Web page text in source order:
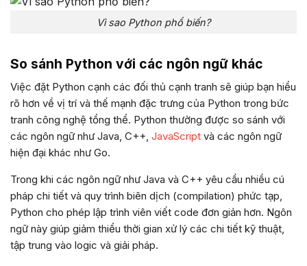
Vì sao Python phổ biến?
So sánh Python với các ngôn ngữ khác
Việc đặt Python cạnh các đối thủ cạnh tranh sẽ giúp bạn hiểu
rõ hơn về vị trí và thế mạnh đặc trưng của Python trong bức
tranh công nghệ tổng thể. Python thường được so sánh với
các ngôn ngữ như Java, C++, JavaScript và các ngôn ngữ
hiện đại khác như Go.
Trong khi các ngôn ngữ như Java và C++ yêu cầu nhiều cú
pháp chi tiết và quy trình biên dịch (compilation) phức tạp,
Python cho phép lập trình viên viết code đơn giản hơn. Ngôn
ngữ này giúp giảm thiểu thời gian xử lý các chi tiết kỹ thuật,
tập trung vào logic và giải pháp.